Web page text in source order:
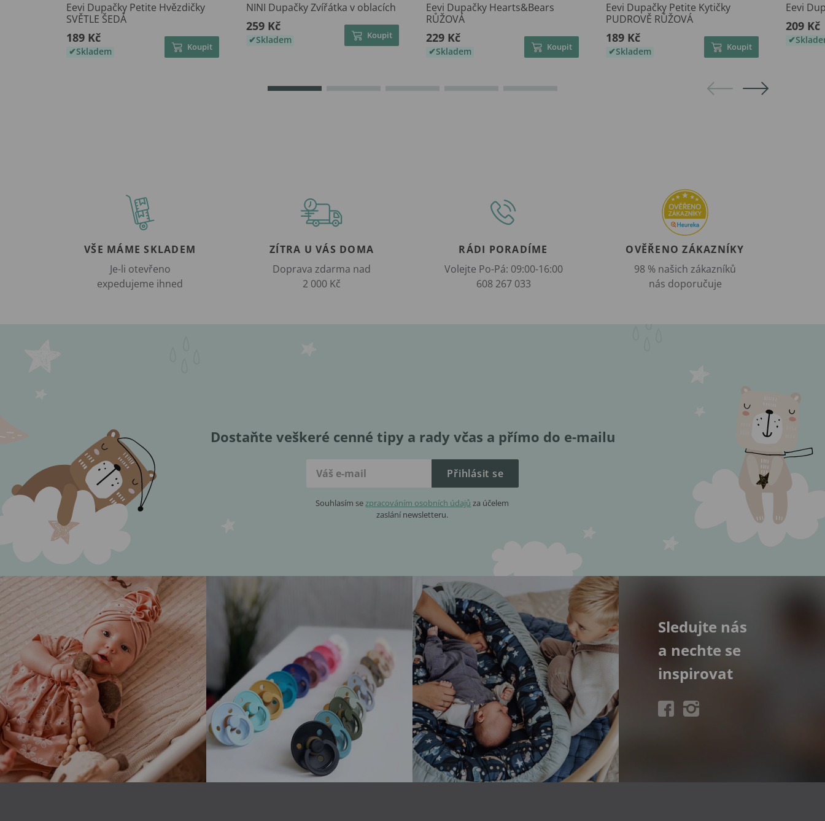
Eevi Dupačky Petite Hvězdičky
SVĚTLE ŠEDÁ
189 Kč
Skladem Koupit
NINI Dupačky Zvířátka v oblacích
259 Kč
Skladem Koupit
Eevi Dupačky Hearts&Bears
RŮŽOVÁ
229 Kč
Skladem Koupit
Eevi Dupačky Petite Kytičky
PUDROVĚ RŮŽOVÁ
189 Kč
Skladem Koupit
Eevi
209 Kč
VŠE MÁME SKLADEM
Je-li otevřeno
expedujeme ihned
ZÍTRA U VÁS DOMA
Doprava zdarma nad
2 000 Kč
RÁDI PORADÍME
Volejte Po-Pá: 09:00-16:00
608 267 033
OVĚŘENO ZÁKAZNÍKY
98 % našich zákazníků
nás doporučuje
Dostaňte veškeré cenné tipy a rady včas a přímo do e-mailu
Přihlásit se
Souhlasím sezpracováním osobních údajů za účelem
zaslání newsletteru.
Sledujte nás
a nechte se
inspirovat